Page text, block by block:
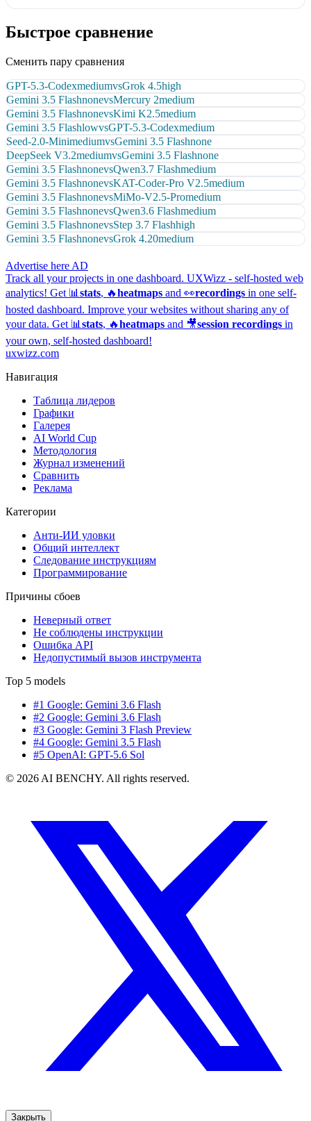
Быстрое сравнение
Сменить пару сравнения
GPT-5.3-CodexmediumvsGrok 4.5high
Gemini 3.5 FlashnonevsMercury 2medium
Gemini 3.5 FlashnonevsKimi K2.5medium
Gemini 3.5 FlashlowvsGPT-5.3-Codexmedium
Seed-2.0-MinimediumvsGemini 3.5 Flashnone
DeepSeek V3.2mediumvsGemini 3.5 Flashnone
Gemini 3.5 FlashnonevsQwen3.7 Flashmedium
Gemini 3.5 FlashnonevsKAT-Coder-Pro V2.5medium
Gemini 3.5 FlashnonevsMiMo-V2.5-Promedium
Gemini 3.5 FlashnonevsQwen3.6 Flashmedium
Gemini 3.5 FlashnonevsStep 3.7 Flashhigh
Gemini 3.5 FlashnonevsGrok 4.20medium
Advertise here AD
Track all your projects in one dashboard. UXWizz - self-hosted web
analytics! Get 📊 stats, 🔥heatmaps and 👀recordings in one self-
hosted dashboard. Improve your websites without sharing any of
your data. Get 📊 stats, 🔥heatmaps and 🎥session recordings in
your own, self-hosted dashboard!
uxwizz.com
Навигация
Таблица лидеров
Графики
Галерея
AI World Cup
Методология
Журнал изменений
Сравнить
Реклама
Категории
Анти-ИИ уловки
Общий интеллект
Следование инструкциям
Программирование
Причины сбоев
Неверный ответ
Не соблюдены инструкции
Ошибка API
Недопустимый вызов инструмента
Top 5 models
#1 Google: Gemini 3.6 Flash
#2 Google: Gemini 3.6 Flash
#3 Google: Gemini 3 Flash Preview
#4 Google: Gemini 3.5 Flash
#5 OpenAI: GPT-5.6 Sol
© 2026 AI BENCHY. All rights reserved.
Закрыть